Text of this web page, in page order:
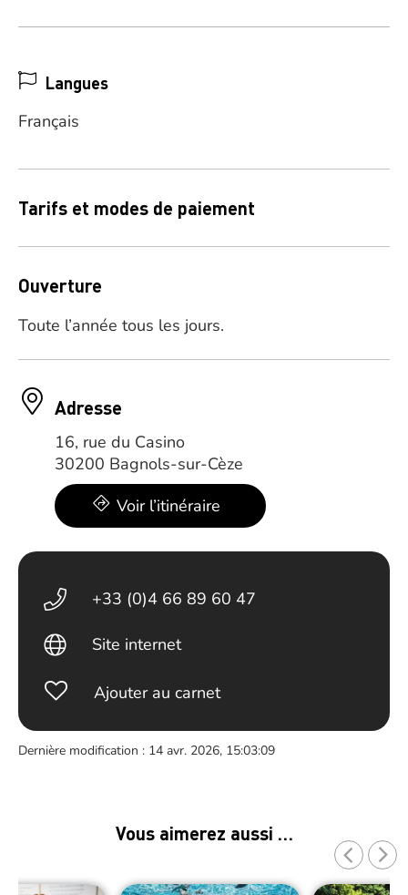
Langues
Français
Tarifs et modes de paiement
Ouverture
Toute l’année tous les jours.
Adresse
16, rue du Casino
30200 Bagnols-sur-Cèze
Voir l’itinéraire
+33 (0)4 66 89 60 47
Site internet
Ajouter au carnet
Dernière modification : 14 avr. 2026, 15:03:09
Vous aimerez aussi …